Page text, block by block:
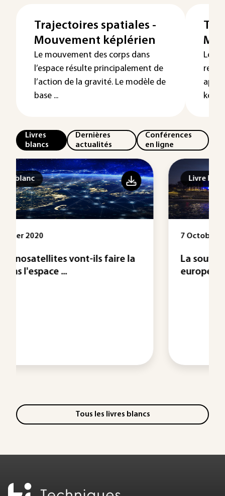
Trajectoires spatiales -
Mouvement képlérien
Le mouvement des corps dans
l’espace résulte principalement de
l’action de la gravité. Le modèle de
base ...
Le
Livres
blancs
Dernières
actualités
Conférences
en ligne
Livre blanc
La souveraineté française et
européenne au prisme des ...
Tous les livres blancs